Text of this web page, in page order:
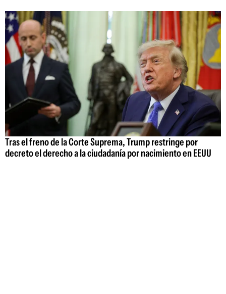
Tras el freno de la Corte Suprema, Trump restringe por
decreto el derecho a la ciudadanía por nacimiento en EEUU